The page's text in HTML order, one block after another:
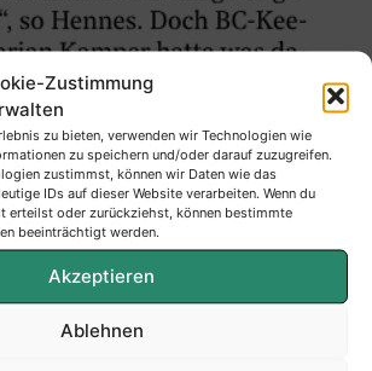
Zustimmung
zu bieten, verwenden wir Technologien wie
zu speichern und/oder darauf zuzugreifen.
zustimmst, können wir Daten wie das
IDs auf dieser Website verarbeiten. Wenn du
erteilst oder zurückziehst, können bestimmte
beeinträchtigt werden.
Akzeptieren
Ablehnen